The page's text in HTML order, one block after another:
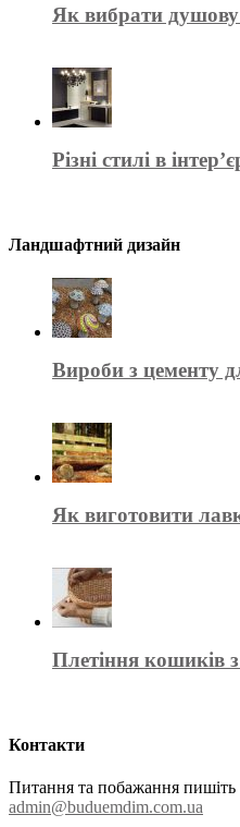
Як вибрати душову
Різні стилі в
Ландшафтний дизайн
Вироби з цементу
Як виготовити
Плетіння кошиків
Контакти
Питання та побажання пишіть
admin@buduemdim.com.ua